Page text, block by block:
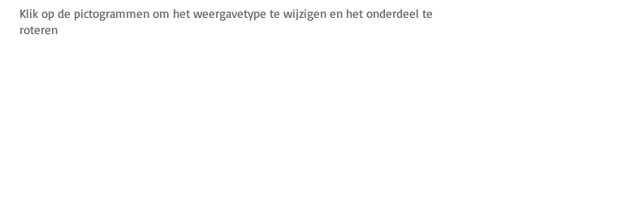
Klik op de pictogrammen om het weergavetype te wijzigen en het onderdeel te
roteren